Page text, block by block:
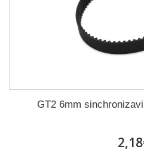
GT2 6mm